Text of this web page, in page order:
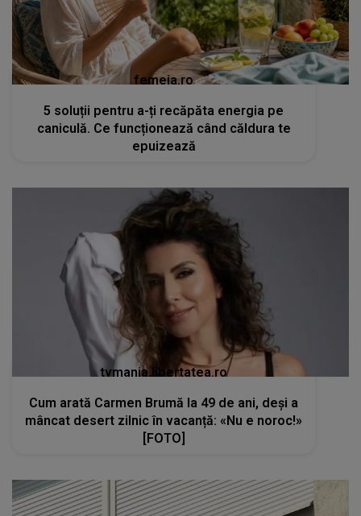
femeia.ro
5 soluții pentru a-ți recăpăta energia pe
caniculă. Ce funcționează când căldura te
epuizează
tvmania.libertatea.ro
Cum arată Carmen Brumă la 49 de ani, deși a
mâncat desert zilnic în vacanță: «Nu e noroc!»
[FOTO]